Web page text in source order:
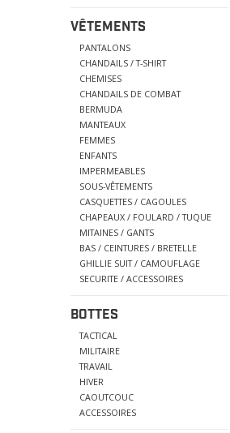
VÊTEMENTS
PANTALONS
CHANDAILS / T-SHIRT
CHEMISES
CHANDAILS DE COMBAT
BERMUDA
MANTEAUX
FEMMES
ENFANTS
IMPERMEABLES
SOUS-VÊTEMENTS
CASQUETTES / CAGOULES
CHAPEAUX / FOULARD / TUQUE
MITAINES / GANTS
BAS / CEINTURES / BRETELLE
GHILLIE SUIT / CAMOUFLAGE
SECURITE / ACCESSOIRES
BOTTES
TACTICAL
MILITAIRE
TRAVAIL
HIVER
CAOUTCOUC
ACCESSOIRES